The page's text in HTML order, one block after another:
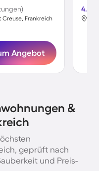
Creuse, Frankreich
Angebot
4.5
&
geprüft nach
und Preis-